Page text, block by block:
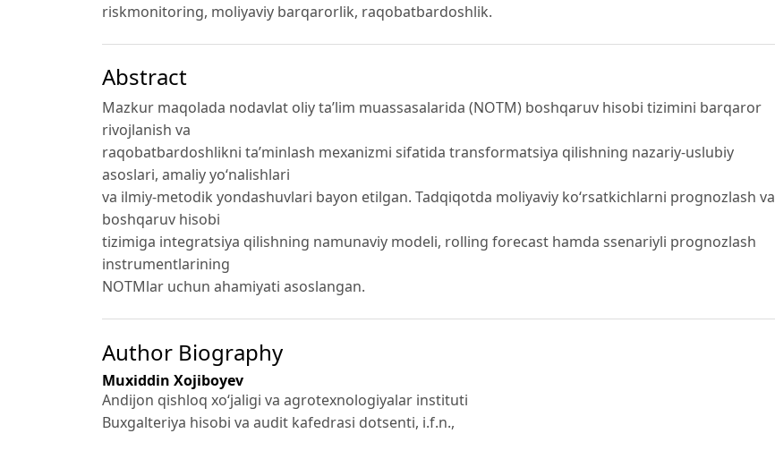
riskmonitoring, moliyaviy barqarorlik, raqobatbardoshlik.
Abstract
Mazkur maqolada nodavlat oliy ta’lim muassasalarida (NOTM) boshqaruv hisobi tizimini barqaror
rivojlanish va
raqobatbardoshlikni ta’minlash mexanizmi sifatida transformatsiya qilishning nazariy-uslubiy
asoslari, amaliy yo‘nalishlari
va ilmiy-metodik yondashuvlari bayon etilgan. Tadqiqotda moliyaviy ko‘rsatkichlarni prognozlash va
boshqaruv hisobi
tizimiga integratsiya qilishning namunaviy modeli, rolling forecast hamda ssenariyli prognozlash
instrumentlarining
NOTMlar uchun ahamiyati asoslangan.
Author Biography
Muxiddin Xojiboyev
Andijon qishloq xo‘jaligi va agrotexnologiyalar instituti
Buxgalteriya hisobi va audit kafedrasi dotsenti, i.f.n.,